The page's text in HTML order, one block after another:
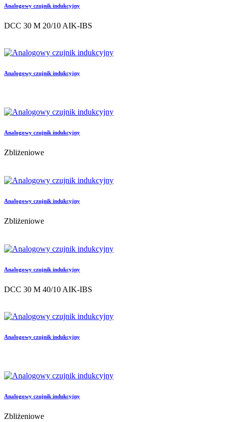
Analogowy czujnik indukcyjny
DCC 30 M 20/10 AIK-IBS
Analogowy czujnik indukcyjny
Analogowy czujnik indukcyjny
Zbliżeniowe
Analogowy czujnik indukcyjny
Zbliżeniowe
Analogowy czujnik indukcyjny
DCC 30 M 40/10 AIK-IBS
Analogowy czujnik indukcyjny
Analogowy czujnik indukcyjny
Zbliżeniowe